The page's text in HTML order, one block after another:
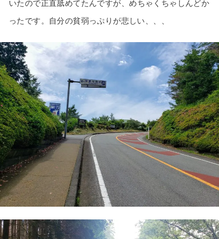
いたので正直舐めてたんですが、めちゃくちゃしんどか
ったです。自分の貧弱っぷりが悲しい、、、